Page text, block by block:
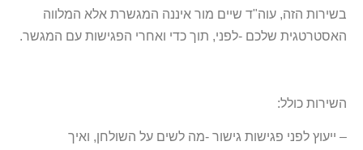
בשירות הזה, עוה"ד שיים מור איננה המגשרת אלא המלווה
האסטרטגית שלכם -לפני, תוך כדי ואחרי הפגישות עם המגשר.
השירות כולל:
– ייעוץ לפני פגישות גישור -מה לשים על השולחן, ואיך